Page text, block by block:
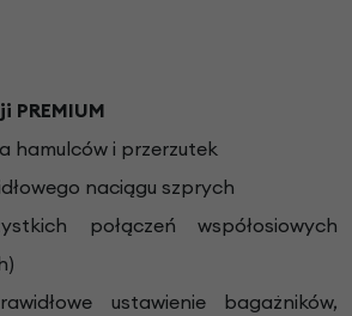
PREMIUM
hamulców i przerzutek
naciągu szprych
połączeń współosiowych
ustawienie bagażników,